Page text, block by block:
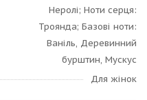
Неролі; Ноти серця:
Троянда; Базові ноти:
Ваніль, Деревинний
бурштин, Мускус
Для жінок